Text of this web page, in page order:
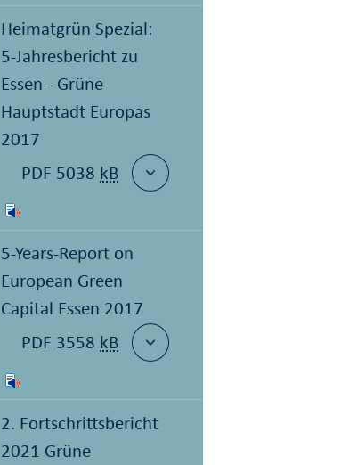
Heimatgrün Spezial:
5-Jahresbericht zu
Essen - Grüne
Hauptstadt Europas
2017
PDF 5038 kB
5-Years-Report on
European Green
Capital Essen 2017
PDF 3558 kB
2. Fortschrittsbericht
2021 Grüne